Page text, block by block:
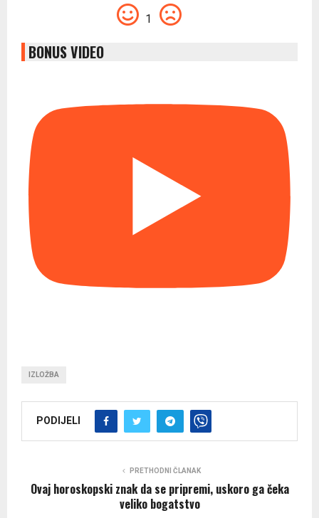
1
BONUS VIDEO
IZLOŽBA
PODIJELI
PRETHODNI ČLANAK
Ovaj horoskopski znak da se pripremi, uskoro ga čeka
veliko bogatstvo